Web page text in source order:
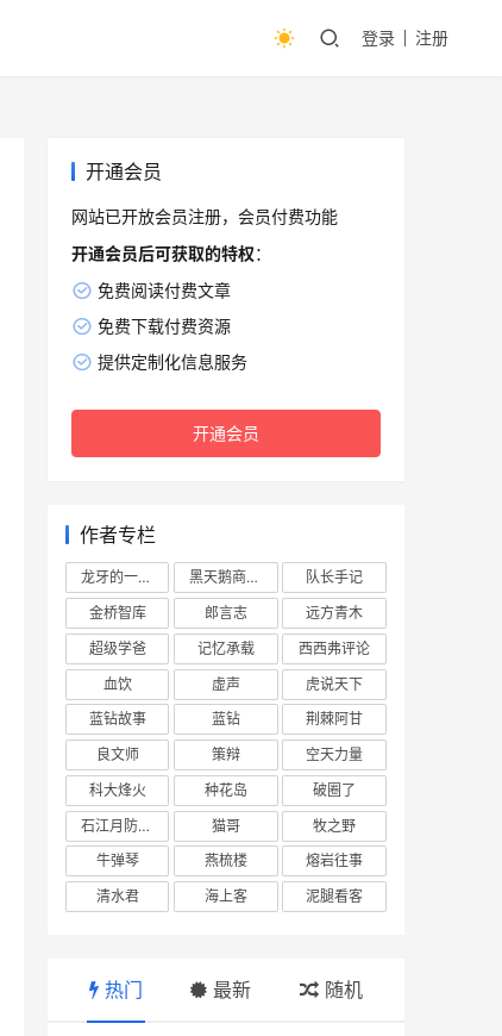
登录 注册
开通会员
网站已开放会员注册，会员付费功能
开通会员后可获取的特权：
免费阅读付费文章
免费下载付费资源
提供定制化信息服务
开通会员
作者专栏
龙牙的一座山 黑天鹅商业情报站
队长手记
金桥智库
郎言志
远方青木
超级学爸
记忆承载
西西弗评论
血饮
虚声
虎说天下
蓝钻故事
蓝钻
荆棘阿甘
良文师
策辩
空天力量
科大烽火
种花岛
破圈了
石江月防务观察
猫哥
牧之野
牛弹琴
燕梳楼
熔岩往事
清水君
海上客 泥腿看客
热门 最新 随机